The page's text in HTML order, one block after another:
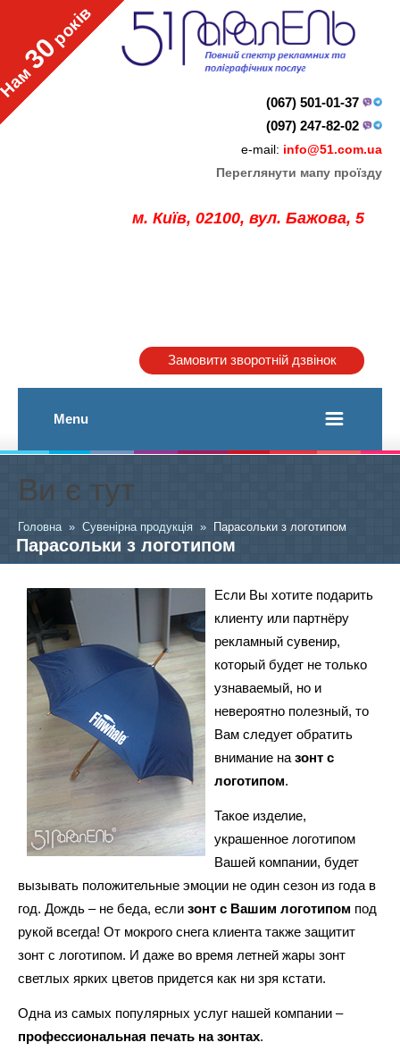
30
років
(067) 501-01-37
(097) 247-82-02
e-mail: info@51.com.ua
Переглянути мапу проїзду
м. Київ, 02100, вул. Бажова, 5
Замовити зворотній дзвінок
Menu
Ви є тут
Головна » Сувенірна продукція » Парасольки з логотипом
Парасольки з логотипом
Если Вы хотите подарить
клиенту или партнёру
рекламный сувенир,
который будет не только
узнаваемый, но и
невероятно полезный, то
Вам следует обратить
внимание на зонт с
логотипом.
Такое изделие,
украшенное логотипом
Вашей компании, будет
вызывать положительные эмоции не один сезон из года в
год. Дождь – не беда, если зонт с Вашим логотипом под
рукой всегда! От мокрого снега клиента также защитит
зонт с логотипом. И даже во время летней жары зонт
светлых ярких цветов придется как ни зря кстати.
Одна из самых популярных услуг нашей компании –
профессиональная печать на зонтах.